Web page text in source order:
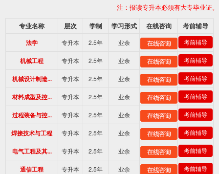
注：报读专升本必须有大专毕业证。
专业名称
层次 学制 学习形式 在线咨询 考前辅导
法学 专升本 2.5年 业余 考前辅导
机械工程 专升本 2.5年 业余 考前辅导
机械设计制造... 专升本 2.5年 业余 考前辅导
材料成型及控... 专升本 2.5年 业余 考前辅导
过程装备与控... 专升本 2.5年 业余 考前辅导
焊接技术与工程 专升本 2.5年 业余 考前辅导
电气工程及其... 专升本 2.5年 业余 考前辅导
通信工程 专升本 2.5年 业余 考前辅导